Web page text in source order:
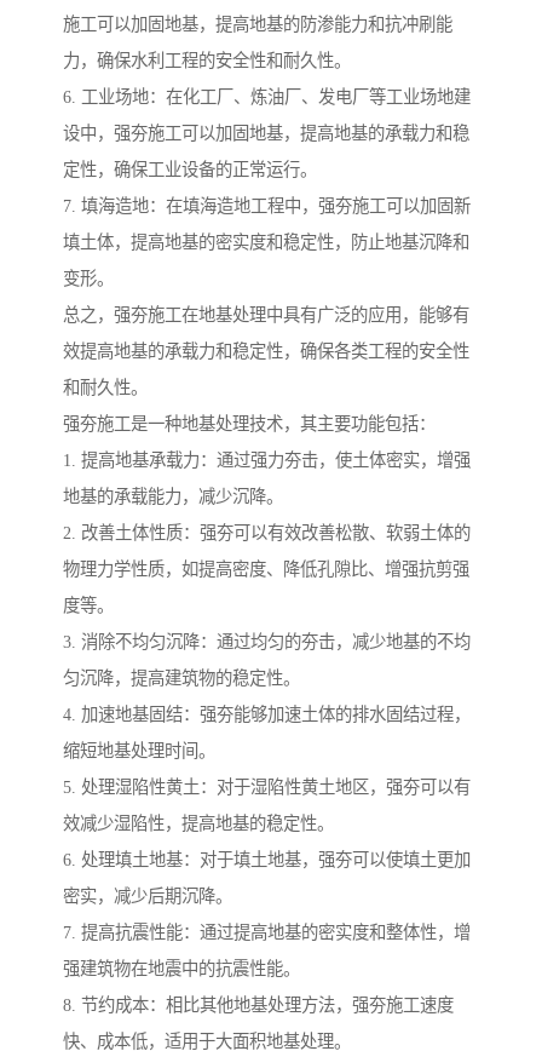
施工可以加固地基，提高地基的防渗能力和抗冲刷能
力，确保水利工程的安全性和耐久性。
6. 工业场地：在化工厂、炼油厂、发电厂等工业场地建
设中，强夯施工可以加固地基，提高地基的承载力和稳
定性，确保工业设备的正常运行。
7. 填海造地：在填海造地工程中，强夯施工可以加固新
填土体，提高地基的密实度和稳定性，防止地基沉降和
变形。
总之，强夯施工在地基处理中具有广泛的应用，能够有
效提高地基的承载力和稳定性，确保各类工程的安全性
和耐久性。
强夯施工是一种地基处理技术，其主要功能包括：
1. 提高地基承载力：通过强力夯击，使土体密实，增强
地基的承载能力，减少沉降。
2. 改善土体性质：强夯可以有效改善松散、软弱土体的
物理力学性质，如提高密度、降低孔隙比、增强抗剪强
度等。
3. 消除不均匀沉降：通过均匀的夯击，减少地基的不均
匀沉降，提高建筑物的稳定性。
4. 加速地基固结：强夯能够加速土体的排水固结过程，
缩短地基处理时间。
5. 处理湿陷性黄土：对于湿陷性黄土地区，强夯可以有
效减少湿陷性，提高地基的稳定性。
6. 处理填土地基：对于填土地基，强夯可以使填土更加
密实，减少后期沉降。
7. 提高抗震性能：通过提高地基的密实度和整体性，增
强建筑物在地震中的抗震性能。
8. 节约成本：相比其他地基处理方法，强夯施工速度
快、成本低，适用于大面积地基处理。